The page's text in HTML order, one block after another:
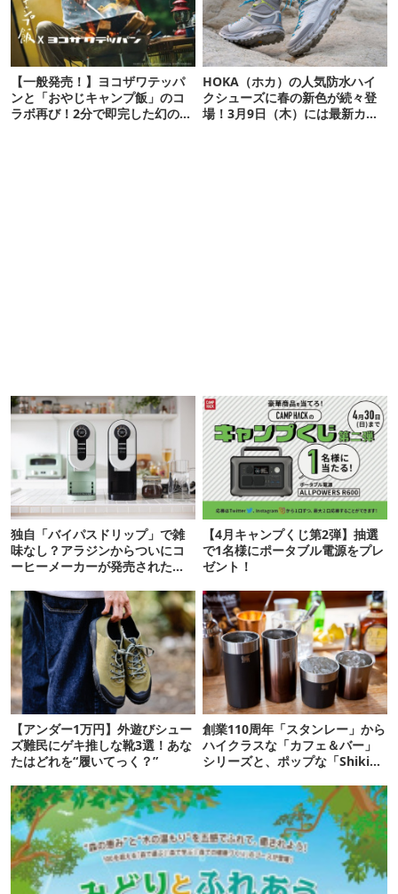
【一般発売！】ヨコザワテッパ
ンと「おやじキャンプ飯」のコ
ラボ再び！2分で即完した幻の中
HOKA（ホカ）の人気防水ハイ
クシューズに春の新色が続々登
場！3月9日（木）には最新カラ
独自「バイパスドリップ」で雑
味なし？アラジンからついにコ
ーヒーメーカーが発売されたぞ
【4月キャンプくじ第2弾】抽選
で1名様にポータブル電源をプレ
ゼント！
【アンダー1万円】外遊びシュー
ズ難民にゲキ推しな靴3選！あな
たはどれを“履いてっく？”
創業110周年「スタンレー」から
ハイクラスな「カフェ＆バー」
シリーズと、ポップな「Shiki」
暮らし】